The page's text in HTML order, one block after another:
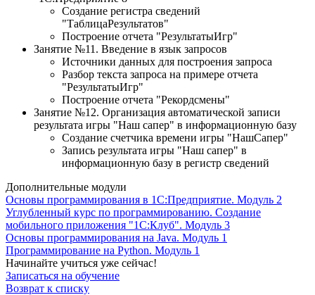
Создание регистра сведений
"ТаблицаРезультатов"
Построение отчета "РезультатыИгр"
Занятие №11. Введение в язык запросов
Источники данных для построения запроса
Разбор текста запроса на примере отчета
"РезультатыИгр"
Построение отчета "Рекордсмены"
Занятие №12. Организация автоматической записи
результата игры "Наш сапер" в информационную базу
Создание счетчика времени игры "НашСапер"
Запись результата игры "Наш сапер" в
информационную базу в регистр сведений
Дополнительные модули
Основы программирования в 1С:Предприятие. Модуль 2
Углубленный курс по программированию. Создание
мобильного приложения "1С:Клуб". Модуль 3
Основы программирования на Java. Модуль 1
Программирование на Python. Модуль 1
Начинайте учиться уже сейчас!
Записаться на обучение
Возврат к списку